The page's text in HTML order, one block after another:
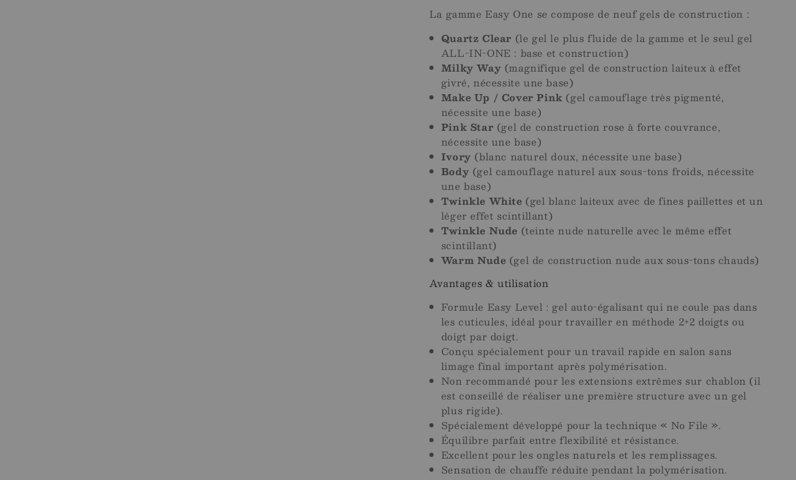
La gamme Easy One se compose de neuf gels de construction :
Quartz Clear (le gel le plus fluide de la gamme et le seul gel
ALL-IN-ONE : base et construction)
Milky Way (magnifique gel de construction laiteux à effet
givré, nécessite une base)
Make Up / Cover Pink (gel camouflage très pigmenté,
nécessite une base)
Pink Star (gel de construction rose à forte couvrance,
nécessite une base)
Ivory (blanc naturel doux, nécessite une base)
Body (gel camouflage naturel aux sous-tons froids, nécessite
une base)
Twinkle White (gel blanc laiteux avec de fines paillettes et un
léger effet scintillant)
Twinkle Nude (teinte nude naturelle avec le même effet
scintillant)
Warm Nude (gel de construction nude aux sous-tons chauds)
Avantages & utilisation
Formule Easy Level : gel auto-égalisant qui ne coule pas dans
les cuticules, idéal pour travailler en méthode 2+2 doigts ou
doigt par doigt.
Conçu spécialement pour un travail rapide en salon sans
limage final important après polymérisation.
Non recommandé pour les extensions extrêmes sur chablon (il
est conseillé de réaliser une première structure avec un gel
plus rigide).
Spécialement développé pour la technique « No File ».
Équilibre parfait entre flexibilité et résistance.
Excellent pour les ongles naturels et les remplissages.
Sensation de chauffe réduite pendant la polymérisation.